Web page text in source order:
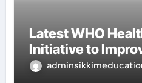
Latest WHO
Initiative to